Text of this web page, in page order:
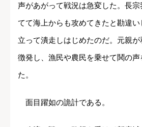
声があがって戦況は急変した。長
てて海上からも攻めてきたと勘違
立って潰走しはじめたのだ。元親
徴発し、漁民や農民を乗せて鬨の
た。
面目躍如の詭計である。